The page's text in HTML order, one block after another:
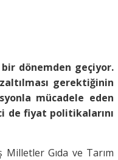
dönemden geçiyor.
gerektiğinin
mücadele eden
fiyat politikalarını
Milletler Gıda ve Tarım